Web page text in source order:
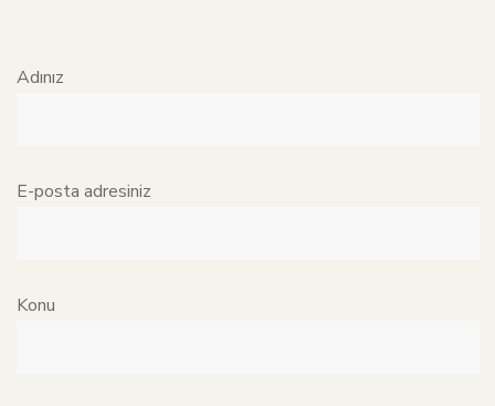
Adınız
E-posta adresiniz
Konu